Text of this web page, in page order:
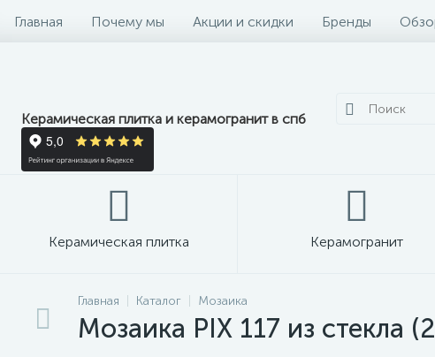
Главная Почему мы Акции и скидки Бренды
Керамическая плитка и керамогранит в спб
Керамическая плитка Керамогранит
Главная Каталог Мозаика
Мозаика PIX 117 из стекла